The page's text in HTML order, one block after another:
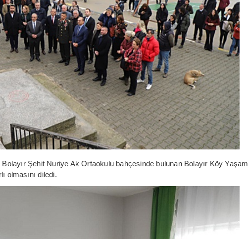
Şehit Nuriye Ak Ortaokulu bahçesinde bulunan Bolayır Köy Yaşam
olmasını diledi.